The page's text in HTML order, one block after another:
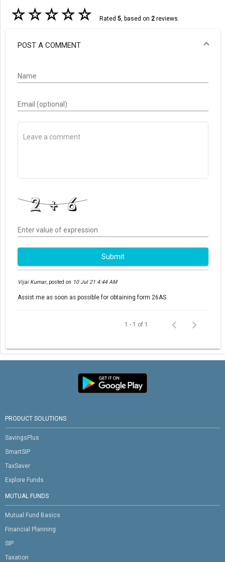
☆☆☆☆☆ Rated 5, based on 2reviews.
POST A COMMENT
Name
Email (optional)
Enter value of expression
Submit
Vijai Kumar, posted on 10 Jul 21 4:44 AM
Assist me as soon as possible for obtaining form 26AS
1 - 1 of 1
PRODUCT SOLUTIONS
SavingsPlus
SmartSIP
TaxSaver
Explore Funds
MUTUAL FUNDS
Mutual Fund Basics
Financial Planning
SIP
Taxation